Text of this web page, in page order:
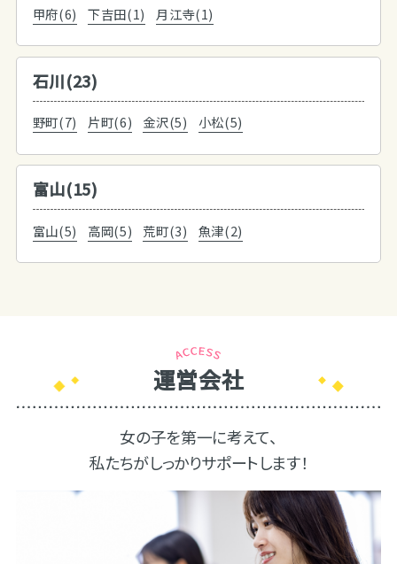
甲府(6) 下吉田(1) 月江寺(1)
石川(23)
野町(7) 片町(6) 金沢(5) 小松(5)
富山(15)
富山(5) 高岡(5) 荒町(3) 魚津(2)
運営会社
女の子を第一に考えて、
私たちがしっかりサポートします！